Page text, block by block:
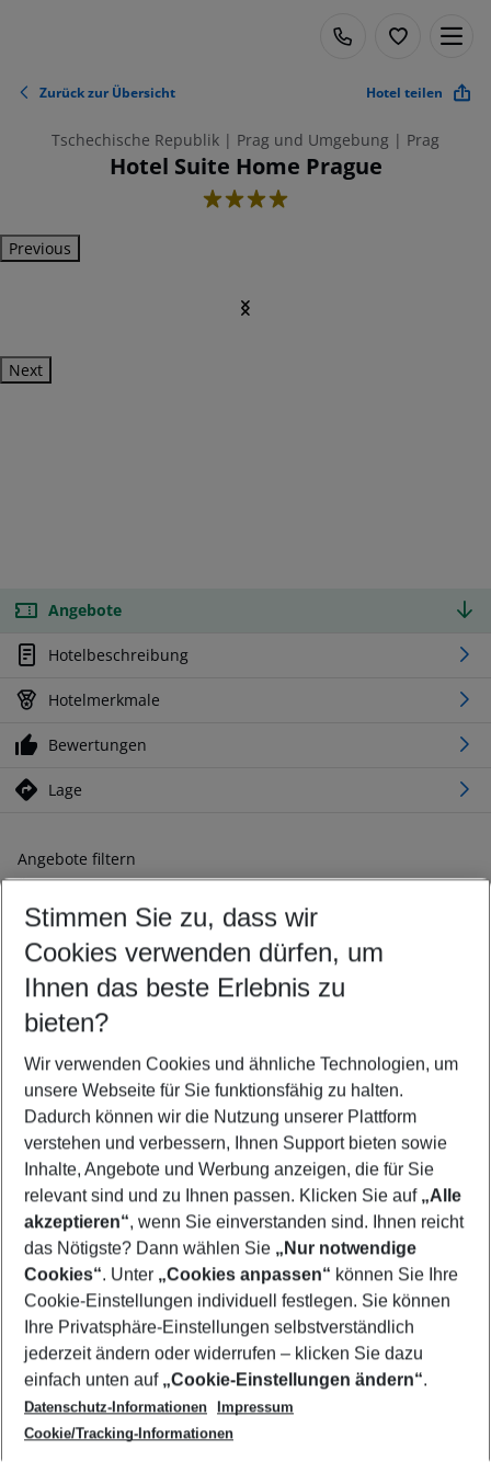
Zurück zur Übersicht Hotel teilen
Tschechische Republik | Prag und Umgebung | Prag
Hotel Suite Home Prague
4
Previous
Next
Angebote
Hotelbeschreibung
Hotelmerkmale
Bewertungen
Lage
Angebote filtern
Ändern Sie Ihre Kriterien nach Ihren Wünschen
Abflughafen wählen
Beliebiger Abflughafen
Reisezeitraum wählen
08.08.26– 06.08.27 5-8 Nächte
2 Erwachsene Keine Kinder
Mehr Filter anzeigen
Footer
Footer navigation
Über uns
AGB
Cookie-Einstellungen ändern
Cookie-Richtlinie
Datenschutz
Service & Hilfe
Barrierefreies Reisen
Check-in
Folgen Sie uns
Stimmen Sie zu, dass wir
Cookies verwenden dürfen, um
Ihnen das beste Erlebnis zu
bieten?
Wir verwenden Cookies und ähnliche Technologien, um
unsere Webseite für Sie funktionsfähig zu halten.
Dadurch können wir die Nutzung unserer Plattform
verstehen und verbessern, Ihnen Support bieten sowie
Inhalte, Angebote und Werbung anzeigen, die für Sie
relevant sind und zu Ihnen passen. Klicken Sie auf „Alle
akzeptieren“, wenn Sie einverstanden sind. Ihnen reicht
das Nötigste? Dann wählen Sie „Nur notwendige
Cookies“. Unter „Cookies anpassen“ können Sie Ihre
Cookie-Einstellungen individuell festlegen. Sie können
Ihre Privatsphäre-Einstellungen selbstverständlich
jederzeit ändern oder widerrufen – klicken Sie dazu
einfach unten auf „Cookie-Einstellungen ändern“.
Datenschutz-Informationen
Impressum
Cookie/Tracking-Informationen